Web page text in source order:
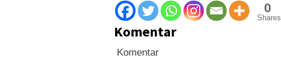
0
Shares
Komentar
Komentar